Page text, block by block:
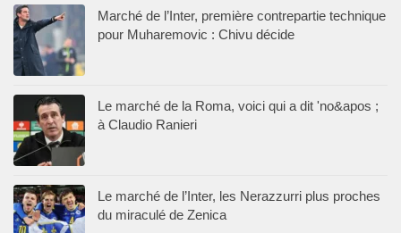
Marché de l’Inter, première contrepartie technique
pour Muharemovic : Chivu décide
Le marché de la Roma, voici qui a dit 'no&apos ;
à Claudio Ranieri
Le marché de l’Inter, les Nerazzurri plus proches
du miraculé de Zenica